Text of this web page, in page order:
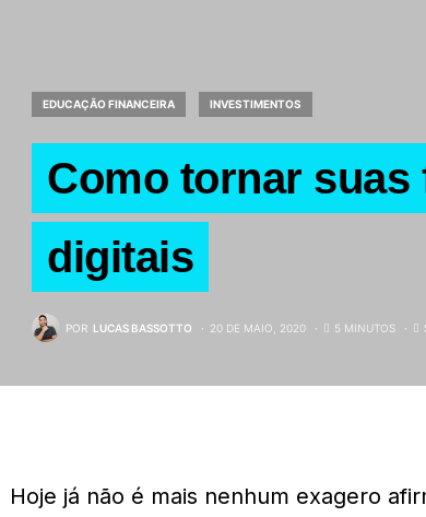
EDUCAÇÃO FINANCEIRA INVESTIMENTOS
Como tornar suas
digitais
POR LUCAS BASSOTTO 20 DE MAIO, 2020 5 MINUTOS
Hoje já não é mais nenhum exagero